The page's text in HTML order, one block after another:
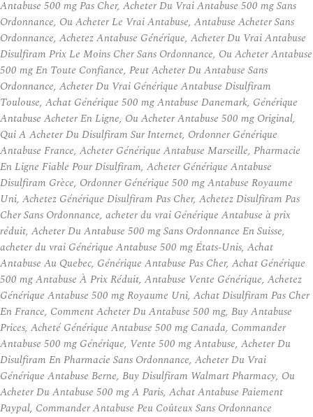
Antabuse 500 mg Pas Cher, Acheter Du Vrai Antabuse 500 mg Sans
Ordonnance, Ou Acheter Le Vrai Antabuse, Antabuse Acheter Sans
Ordonnance, Achetez Antabuse Générique, Acheter Du Vrai Antabuse
Disulfiram Prix Le Moins Cher Sans Ordonnance, Ou Acheter Antabuse
500 mg En Toute Confiance, Peut Acheter Du Antabuse Sans
Ordonnance, Acheter Du Vrai Générique Antabuse Disulfiram
Toulouse, Achat Générique 500 mg Antabuse Danemark, Générique
Antabuse Acheter En Ligne, Ou Acheter Antabuse 500 mg Original,
Qui A Acheter Du Disulfiram Sur Internet, Ordonner Générique
Antabuse France, Acheter Générique Antabuse Marseille, Pharmacie
En Ligne Fiable Pour Disulfiram, Acheter Générique Antabuse
Disulfiram Grèce, Ordonner Générique 500 mg Antabuse Royaume
Uni, Achetez Générique Disulfiram Pas Cher, Achetez Disulfiram Pas
Cher Sans Ordonnance, acheter du vrai Générique Antabuse à prix
réduit, Acheter Du Antabuse 500 mg Sans Ordonnance En Suisse,
acheter du vrai Générique Antabuse 500 mg États-Unis, Achat
Antabuse Au Quebec, Générique Antabuse Pas Cher, Achat Générique
500 mg Antabuse À Prix Réduit, Antabuse Vente Générique, Achetez
Générique Antabuse 500 mg Royaume Uni, Achat Disulfiram Pas Cher
En France, Comment Acheter Du Antabuse 500 mg, Buy Antabuse
Prices, Acheté Générique Antabuse 500 mg Canada, Commander
Antabuse 500 mg Générique, Vente 500 mg Antabuse, Acheter Du
Disulfiram En Pharmacie Sans Ordonnance, Acheter Du Vrai
Générique Antabuse Berne, Buy Disulfiram Walmart Pharmacy, Ou
Acheter Du Antabuse 500 mg A Paris, Achat Antabuse Paiement
Paypal, Commander Antabuse Peu Coûteux Sans Ordonnance